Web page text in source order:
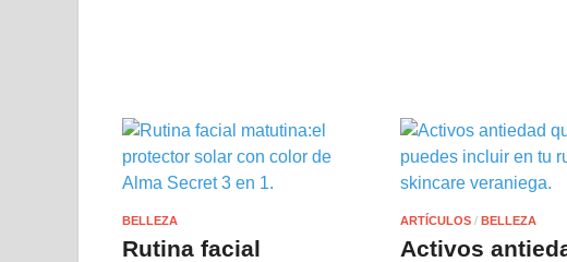
BELLEZA
Rutina facial
ARTÍCULOS / BELLEZA
Activos